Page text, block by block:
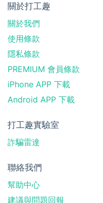
關於打工趣
關於我們
使用條款
隱私條款
PREMIUM 會員條款
iPhone APP 下載
Android APP 下載
打工趣實驗室
詐騙雷達
聯絡我們
幫助中心
建議與問題回報